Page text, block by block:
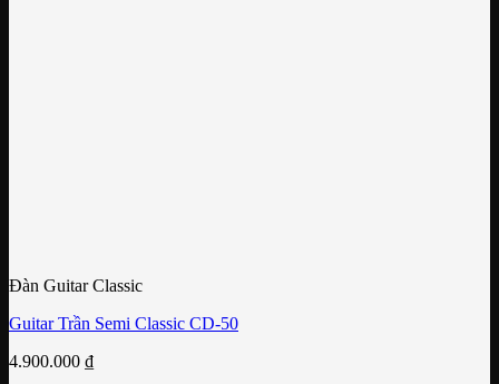
Đàn Guitar Classic
Guitar Trần Semi Classic CD-50
4.900.000 ₫